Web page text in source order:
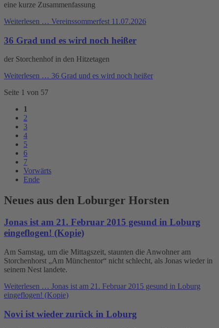
eine kurze Zusammenfassung
Weiterlesen … Vereinssommerfest 11.07.2026
36 Grad und es wird noch heißer
der Storchenhof in den Hitzetagen
Weiterlesen … 36 Grad und es wird noch heißer
Seite 1 von 57
1
2
3
4
5
6
7
Vorwärts
Ende
Neues aus den Loburger Horsten
Jonas ist am 21. Februar 2015 gesund in Loburg
eingeflogen! (Kopie)
Am Samstag, um die Mittagszeit, staunten die Anwohner am
Storchenhorst „Am Münchentor“ nicht schlecht, als Jonas wieder in
seinem Nest landete.
Weiterlesen … Jonas ist am 21. Februar 2015 gesund in Loburg
eingeflogen! (Kopie)
Novi ist wieder zurück in Loburg